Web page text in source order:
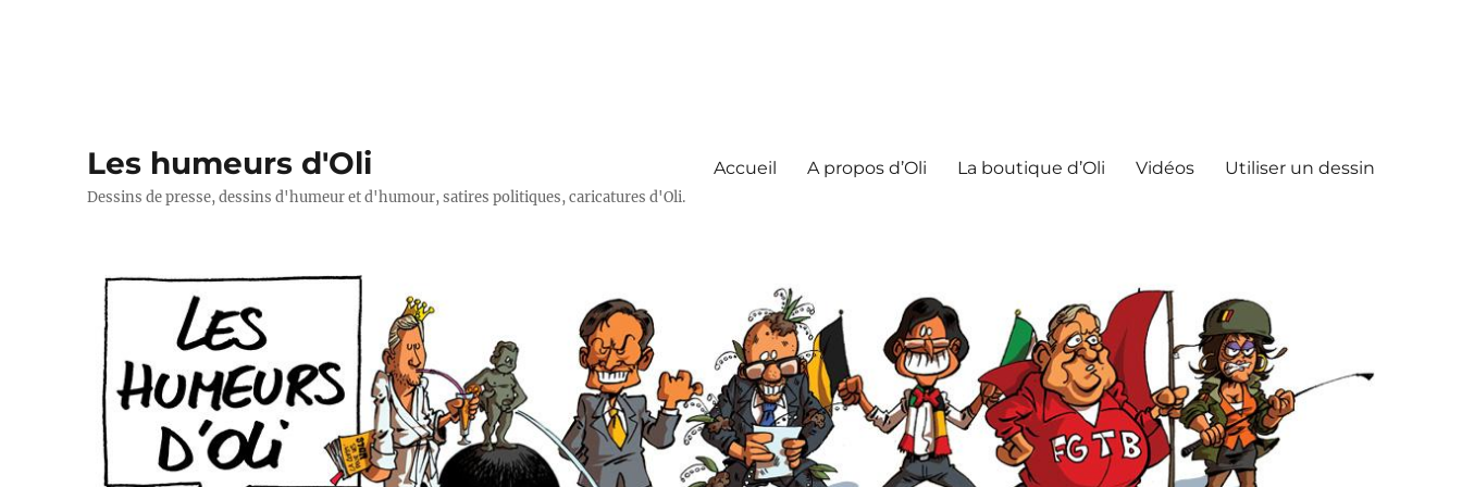
Les humeurs d'Oli
Dessins de presse, dessins d'humeur et d'humour, satires politiques, caricatures d'Oli.
Accueil A propos d’Oli La boutique d’Oli Vidéos Utiliser un dessin